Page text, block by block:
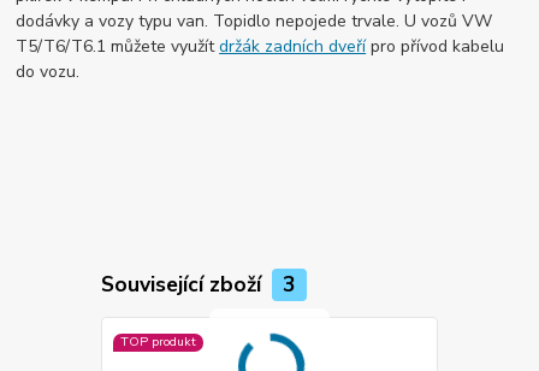
dodávky a vozy typu van. Topidlo nepojede trvale. U vozů VW
T5/T6/T6.1 můžete využítdržák zadních dveřípro přívod kabelu
do vozu.
Související zboží 3
TOP produkt